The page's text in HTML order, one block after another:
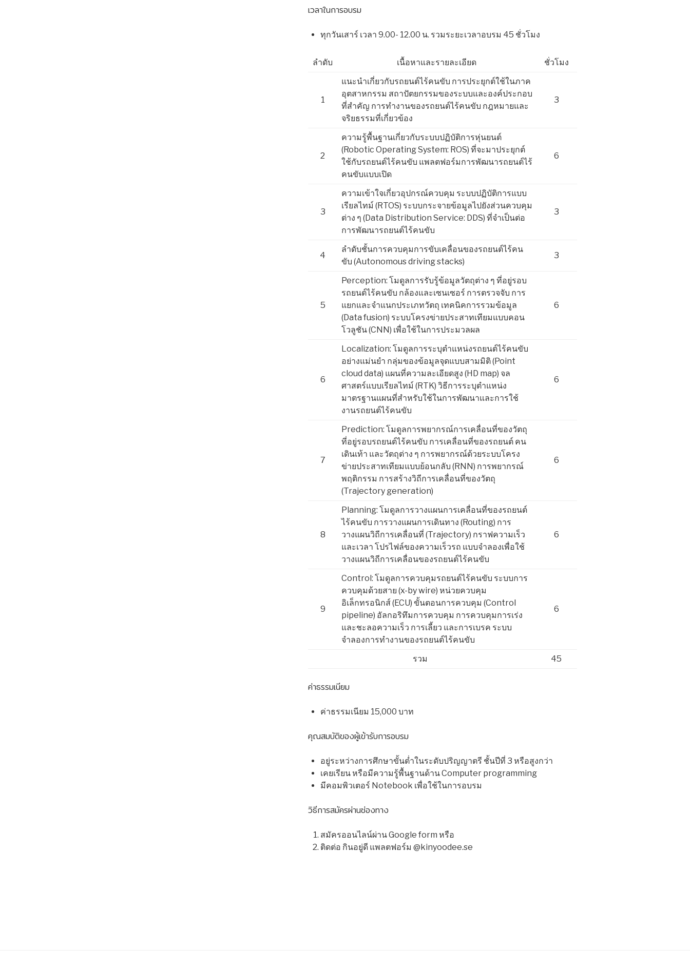
เวลาในการอบรม
ทุกวันเสาร์ เวลา 9.00- 12.00 น. รวมระยะเวลาอบรม 45 ชั่วโมง
ลำดับ เนื้อหาและรายละเอียด ชั่วโมง
1
แนะนำเกี่ยวกับรถยนต์ไร้คนขับ การประยุกต์ใช้ในภาค
อุตสาหกรรม สถาปัตยกรรมของระบบและองค์ประกอบ
ที่สำคัญ การทำงานของรถยนต์ไร้คนขับ กฎหมายและ
จริยธรรมที่เกี่ยวข้อง
3
2
ความรู้พื้นฐานเกี่ยวกับระบบปฏิบัติการหุ่นยนต์
(Robotic Operating System: ROS) ที่จะมาประยุกต์
ใช้กับรถยนต์ไร้คนขับ แพลตฟอร์มการพัฒนารถยนต์ไร้
คนขับแบบเปิด
6
3
ความเข้าใจเกี่ยวอุปกรณ์ควบคุม ระบบปฏิบัติการแบบ
เรียลไทม์ (RTOS) ระบบกระจายข้อมูลไปยังส่วนควบคุม
ต่าง ๆ (Data Distribution Service: DDS) ที่จำเป็นต่อ
การพัฒนารถยนต์ไร้คนขับ
3
4
ลำดับชั้นการควบคุมการขับเคลื่อนของรถยนต์ไร้คน
ขับ (Autonomous driving stacks)
3
5
Perception: โมดูลการรับรู้ข้อมูลวัตถุต่าง ๆ ที่อยู่รอบ
รถยนต์ไร้คนขับ กล้องและเซนเซอร์ การตรวจจับ การ
แยกและจำแนกประเภทวัตถุ เทคนิคการรวมข้อมูล
(Data fusion) ระบบโครงข่ายประสาทเทียมแบบคอน
โวลูชัน (CNN) เพื่อใช้ในการประมวลผล
6
6
Localization: โมดูลการระบุตำแหน่งรถยนต์ไร้คนขับ
อย่างแม่นยำ กลุ่มของข้อมูลจุดแบบสามมิติ (Point
cloud data) แผนที่ความละเอียดสูง (HD map) จล
ศาสตร์แบบเรียลไทม์ (RTK) วิธีการระบุตำแหน่ง
มาตรฐานแผนที่สำหรับใช้ในการพัฒนาและการใช้
งานรถยนต์ไร้คนขับ
6
7
Prediction: โมดูลการพยากรณ์การเคลื่อนที่ของวัตถุ
ที่อยู่รอบรถยนต์ไร้คนขับ การเคลื่อนที่ของรถยนต์ คน
เดินเท้า และวัตถุต่าง ๆ การพยากรณ์ด้วยระบบโครง
ข่ายประสาทเทียมแบบย้อนกลับ (RNN) การพยากรณ์
พฤติกรรม การสร้างวิถีการเคลื่อนที่ของวัตถุ
(Trajectory generation)
6
8
Planning: โมดูลการวางแผนการเคลื่อนที่ของรถยนต์
ไร้คนขับ การวางแผนการเดินทาง (Routing) การ
วางแผนวิถีการเคลื่อนที่ (Trajectory) กราฟความเร็ว
และเวลา โปรไฟล์ของความเร็วรถ แบบจำลองเพื่อใช้
วางแผนวิถีการเคลื่อนของรถยนต์ไร้คนขับ
6
9
Control: โมดูลการควบคุมรถยนต์ไร้คนขับ ระบบการ
ควบคุมด้วยสาย (x-by wire) หน่วยควบคุม
อิเล็กทรอนิกส์ (ECU) ขั้นตอนการควบคุม (Control
pipeline) อัลกอริทึมการควบคุม การควบคุมการเร่ง
และชะลอความเร็ว การเลี้ยว และการเบรค ระบบ
จำลองการทำงานของรถยนต์ไร้คนขับ
6
รวม 45
ค่าธรรมเนียม
ค่าธรรมเนียม 15,000 บาท
คุณสมบัติของผู้เข้ารับการอบรม
อยู่ระหว่างการศึกษาขั้นต่ำในระดับปริญญาตรี ชั้นปีที่ 3 หรือสูงกว่า
เคยเรียน หรือมีความรู้พื้นฐานด้าน Computer programming
มีคอมพิวเตอร์ Notebook เพื่อใช้ในการอบรม
วิธีการสมัครผ่านช่องทาง
สมัครออนไลน์ผ่าน Google form หรือ
ติดต่อ กินอยู่ดี แพลตฟอร์ม @kinyoodee.se